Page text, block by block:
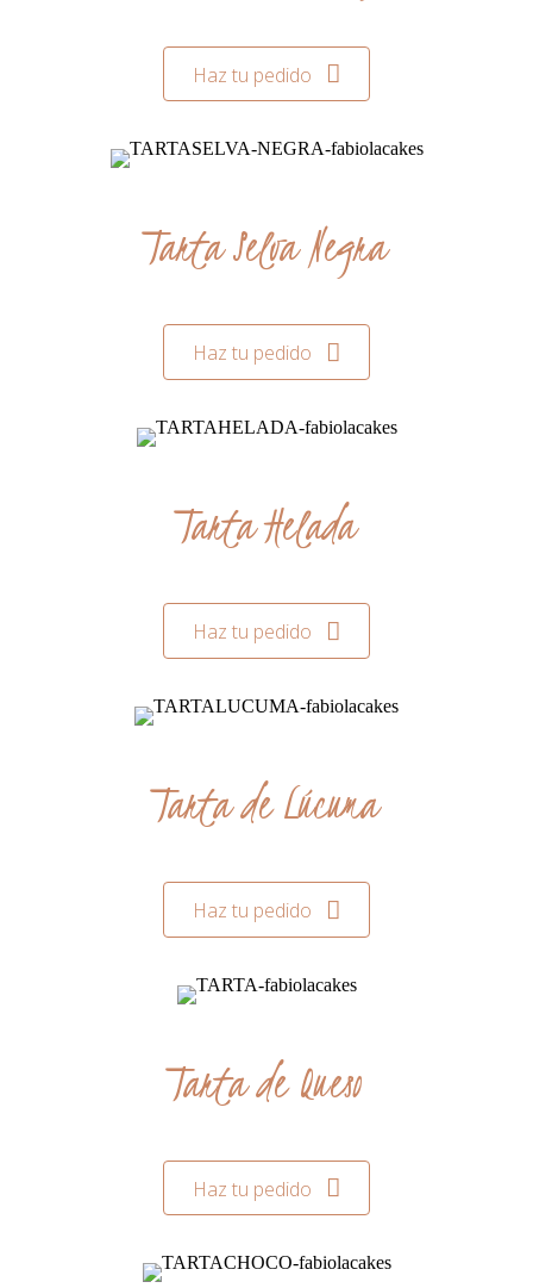
Haz tu pedido
Tarta Selva Negra
Haz tu pedido
Tarta Helada
Haz tu pedido
Tarta de Lúcuma
Haz tu pedido
Tarta de Queso
Haz tu pedido